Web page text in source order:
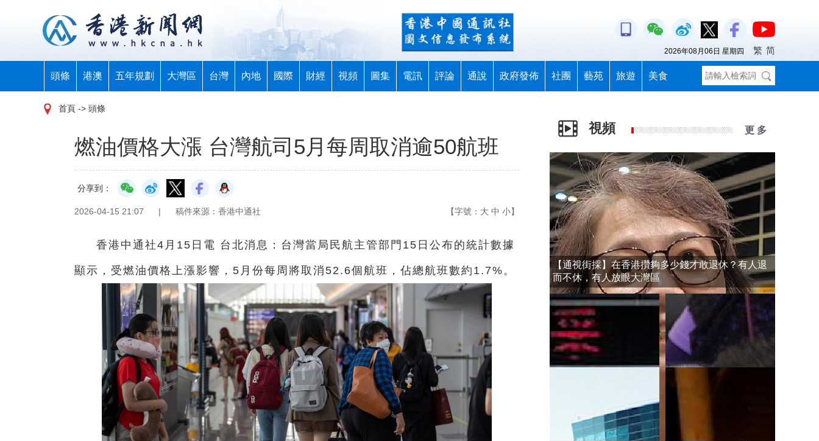
頭條 港澳 五年規劃 大灣區 台灣 內地 國際 財經 視頻 圖集 電訊 評論 通說 政府發佈 社團 藝苑 旅遊 美食
2026年08月06日 星期四 繁 简
首頁 -> 頭條
燃油價格大漲 台灣航司5月每周取消逾50航班
分享到：
2026-04-15 21:07 | 稿件來源：香港中通社 【字號： 大 中 小】
香港中通社4月15日電 台北消息：台灣當局民航主管部門15日公布的統計數據
顯示，受燃油價格上漲影響，5月份每周將取消52.6個航班，佔總航班數約1.7%。
視頻 更 多
【通視街採】在香港攢夠多少錢才敢退休？有人退
而不休，有人放眼大灣區